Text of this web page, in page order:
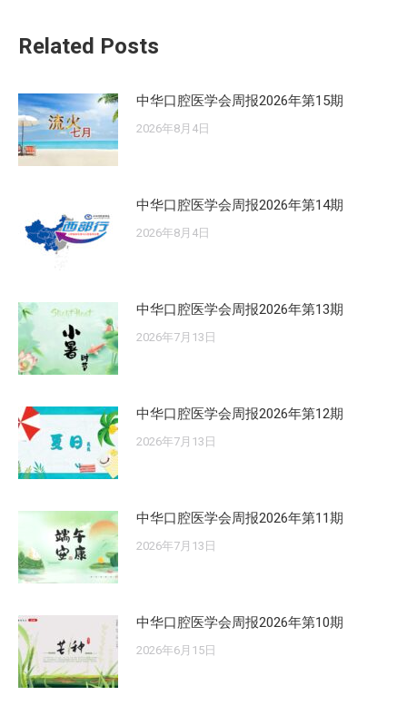
Related Posts
中华口腔医学会周报2026年第15期
2026年8月4日
中华口腔医学会周报2026年第14期
2026年8月4日
中华口腔医学会周报2026年第13期
2026年7月13日
中华口腔医学会周报2026年第12期
2026年7月13日
中华口腔医学会周报2026年第11期
2026年7月13日
中华口腔医学会周报2026年第10期
2026年6月15日